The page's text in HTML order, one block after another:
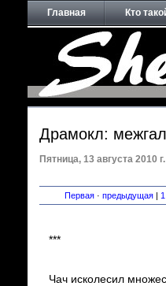
Главная Кто
Драмокл:
Пятница, 13 августа 2010 г.
Первая · предыдущая | 1
***
Чач исколесил